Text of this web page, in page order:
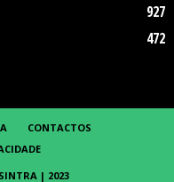
927
472
CONTACTOS
| 2023